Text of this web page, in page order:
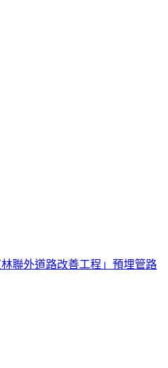
聯外道路改善工程」預埋管路